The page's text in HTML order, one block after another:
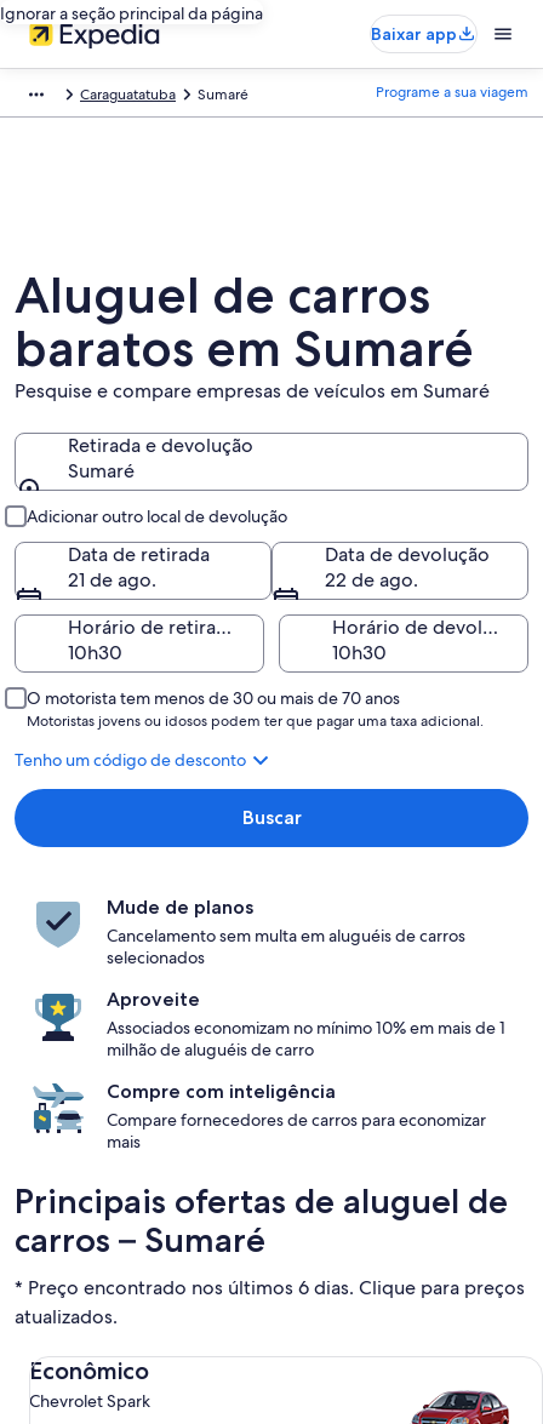
Ignorar a seção principal da página
Baixar app
Caraguatatuba Sumaré Programe a sua viagem
Aluguel de carros
baratos em Sumaré
Pesquise e compare empresas de veículos em Sumaré
Retirada e devolução
Sumaré
Adicionar outro local de devolução
Data de retirada
21 de ago.
Data de devolução
22 de ago.
Horário de retirada
Horário de devolução
O motorista tem menos de 30 ou mais de 70 anos
Motoristas jovens ou idosos podem ter que pagar uma taxa adicional.
Tenho um código de desconto
Buscar
Mude de planos
Cancelamento sem multa em aluguéis de carros
selecionados
Aproveite
Associados economizam no mínimo 10% em mais de 1
milhão de aluguéis de carro
Compre com inteligência
Compare fornecedores de carros para economizar
mais
Principais ofertas de aluguel de
carros – Sumaré
* Preço encontrado nos últimos 6 dias. Clique para preços
atualizados.
Econômico
Chevrolet Spark
Econômico Chevrolet Spark